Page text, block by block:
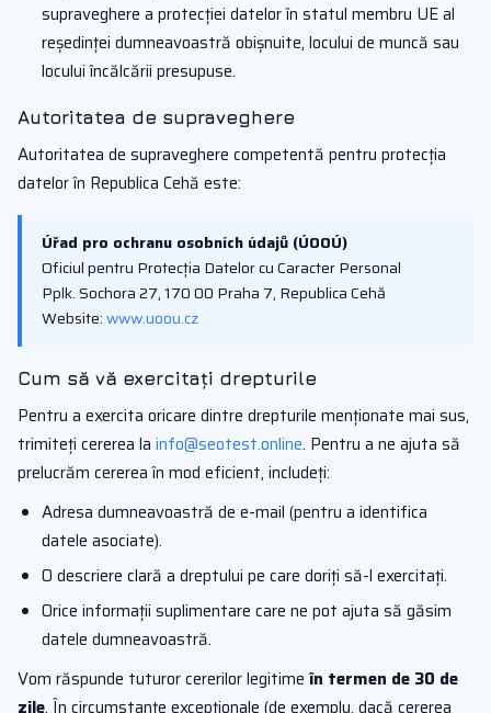
supraveghere a protecției datelor în statul membru UE al
reședinței dumneavoastră obișnuite, locului de muncă sau
locului încălcării presupuse.
Autoritatea de supraveghere
Autoritatea de supraveghere competentă pentru protecția
datelor în Republica Cehă este:
Úřad pro ochranu osobních údajů (ÚOOÚ)
Oficiul pentru Protecția Datelor cu Caracter Personal
Pplk. Sochora 27, 170 00 Praha 7, Republica Cehă
Website:www.uoou.cz
Cum să vă exercitați drepturile
Pentru a exercita oricare dintre drepturile menționate mai sus,
trimiteți cererea la info@seotest.online. Pentru a ne ajuta să
prelucrăm cererea în mod eficient, includeți:
Adresa dumneavoastră de e-mail (pentru a identifica
datele asociate).
O descriere clară a dreptului pe care doriți să-l exercitați.
Orice informații suplimentare care ne pot ajuta să găsim
datele dumneavoastră.
Vom răspunde tuturor cererilor legitimeîn termen de 30 de
zile. În circumstanțe excepționale (de exemplu, dacă cererea